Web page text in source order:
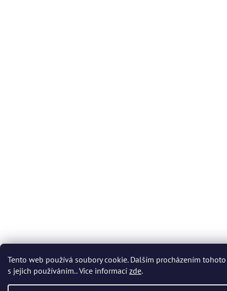
Tento web používá soubory cookie. Dalším procházením
s jejich používáním.. Více informací zde.